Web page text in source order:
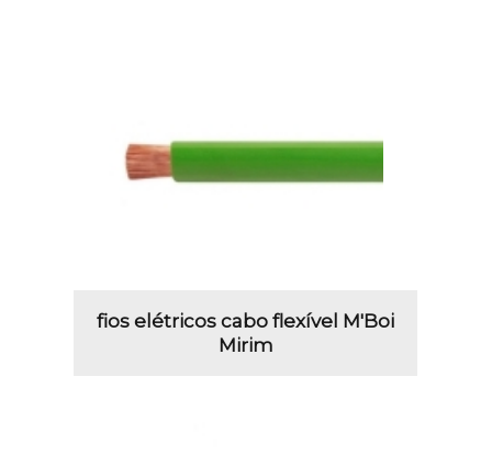
fios elétricos cabo flexível M'Boi
Mirim